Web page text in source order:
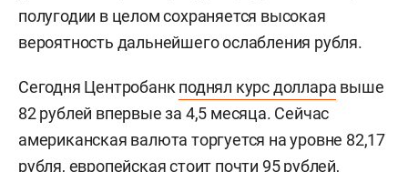
полугодии в целом сохраняется высокая
вероятность дальнейшего ослабления рубля.
Сегодня Центробанк поднял курс доллара выше
82 рублей впервые за 4,5 месяца. Сейчас
американская валюта торгуется на уровне 82,17
рубля, европейская стоит почти 95 рублей,